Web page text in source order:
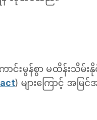
ာင်းမွန်စွာ မထိန်းသိမ်း
) များကြောင့် အမြင်